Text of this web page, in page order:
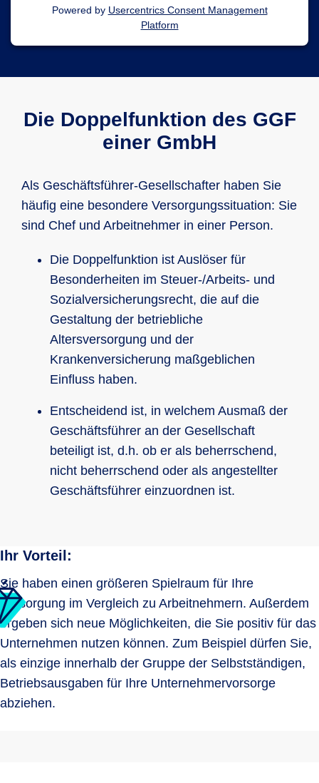
Powered by Usercentrics Consent Management
Platform
Die Doppelfunktion des GGF
einer GmbH
Als Geschäftsführer-Gesellschafter haben Sie
häufig eine besondere Versorgungssituation: Sie
sind Chef und Arbeitnehmer in einer Person.
Die Doppelfunktion ist Auslöser für
Besonderheiten im Steuer-/Arbeits- und
Sozialversicherungsrecht, die auf die
Gestaltung der betriebliche
Altersversorgung und der
Krankenversicherung maßgeblichen
Einfluss haben.
Entscheidend ist, in welchem Ausmaß der
Geschäftsführer an der Gesellschaft
beteiligt ist, d.h. ob er als beherrschend,
nicht beherrschend oder als angestellter
Geschäftsführer einzuordnen ist.
Ihr Vorteil:
Sie haben einen größeren Spielraum für Ihre
Versorgung im Vergleich zu Arbeitnehmern. Außerdem
ergeben sich neue Möglichkeiten, die Sie positiv für das
Unternehmen nutzen können. Zum Beispiel dürfen Sie,
als einzige innerhalb der Gruppe der Selbstständigen,
Betriebsausgaben für Ihre Unternehmervorsorge
abziehen.